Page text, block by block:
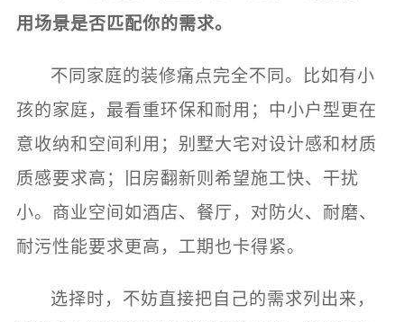
用场景是否匹配你的需求。
不同家庭的装修痛点完全不同。比如有小
孩的家庭，最看重环保和耐用；中小户型更在
意收纳和空间利用；别墅大宅对设计感和材质
质感要求高；旧房翻新则希望施工快、干扰
小。商业空间如酒店、餐厅，对防火、耐磨、
耐污性能要求更高，工期也卡得紧。
选择时，不妨直接把自己的需求列出来，